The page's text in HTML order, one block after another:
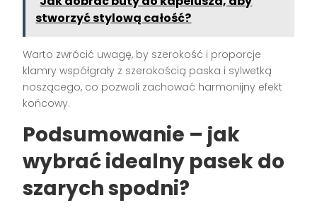
stworzyć stylową całość?
Warto zwrócić uwagę, by szerokość i proporcje
klamry współgrały z szerokością paska i sylwetką
noszącego, co pozwoli zachować harmonijny efekt
końcowy.
Podsumowanie – jak
wybrać idealny pasek do
szarych spodni?